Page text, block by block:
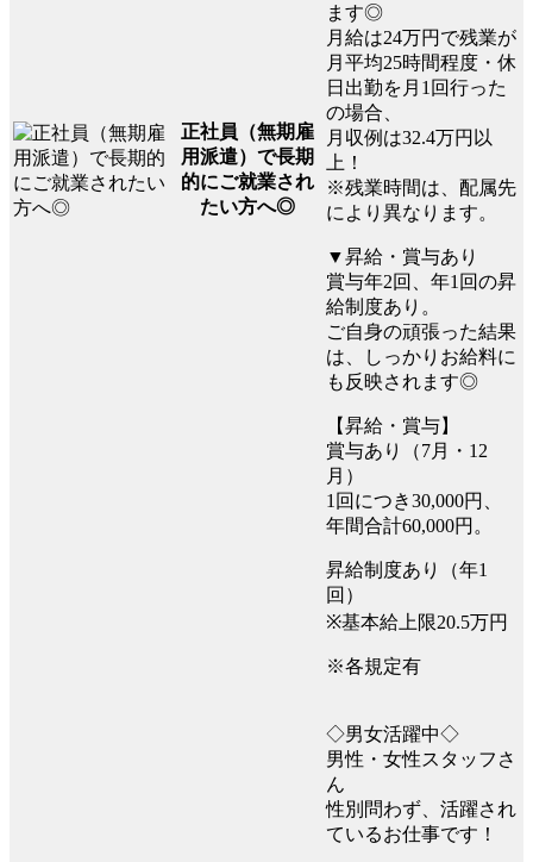
正社員（無期雇
用派遣）で長期
的にご就業され
たい方へ◎
ます◎
月給は24万円で残業が
月平均25時間程度・休
日出勤を月1回行った
の場合、
月収例は32.4万円以
上！
※残業時間は、配属先
により異なります。
▼昇給・賞与あり
賞与年2回、年1回の昇
給制度あり。
ご自身の頑張った結果
は、しっかりお給料に
も反映されます◎
【昇給・賞与】
賞与あり（7月・12
月）
1回につき30,000円、
年間合計60,000円。
昇給制度あり（年1
回）
※基本給上限20.5万円
※各規定有
◇男女活躍中◇
男性・女性スタッフさ
ん
性別問わず、活躍され
ているお仕事です！